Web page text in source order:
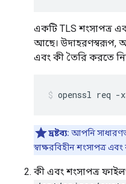
একটি TLS শংসাপত্র
আছে। উদাহরণস্বরূপ,
এবং কী তৈরি করতে
openssl req -
দ্রষ্টব্য: আপনি
স্বাক্ষরবিহীন শংসাপত্র
কী এবং শংসাপত্র